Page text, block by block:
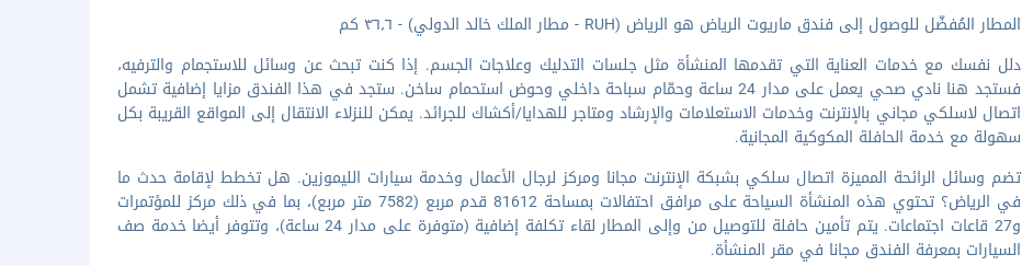
المطار المُفضّل للوصول إلى فندق ماريوت الرياض هو الرياض (RUH - مطار الملك خالد الدولي) - ٣٦٫٦ كم
دلل نفسك مع خدمات العناية التي تقدمها المنشأة مثل جلسات التدليك وعلاجات الجسم. إذا كنت تبحث عن وسائل للاستجمام والترفيه،
فستجد هنا نادي صحي يعمل على مدار 24 ساعة وحمّام سباحة داخلي وحوض استحمام ساخن. ستجد في هذا الفندق مزايا إضافية تشمل
اتصال لاسلكي مجاني بالإنترنت وخدمات الاستعلامات والإرشاد ومتاجر للهدايا/أكشاك للجرائد. يمكن للنزلاء الانتقال إلى المواقع القريبة بكل
سهولة مع خدمة الحافلة المكوكية المجانية.
تضم وسائل الرائحة المميزة اتصال سلكي بشبكة الإنترنت مجانا ومركز لرجال الأعمال وخدمة سيارات الليموزين. هل تخطط لإقامة حدث ما
في الرياض؟ تحتوي هذه المنشأة السياحة على مرافق احتفالات بمساحة 81612 قدم مربع (7582 متر مربع)، بما في ذلك مركز للمؤتمرات
و27 قاعات اجتماعات. يتم تأمين حافلة للتوصيل من وإلى المطار لقاء تكلفة إضافية (متوفرة على مدار 24 ساعة)، وتتوفر أيضا خدمة صف
السيارات بمعرفة الفندق مجانا في مقر المنشأة.